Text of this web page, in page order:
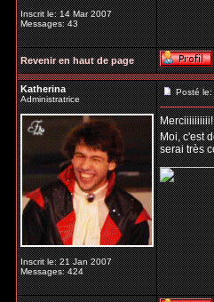
Inscrit le: 14 Mar 2007
Messages: 43
Revenir en haut de page
Katherina
Administratrice
Inscrit le: 21 Jan 2007
Messages: 424
Posté
Merciiiiiiiiii!
Moi, c'est
serai très